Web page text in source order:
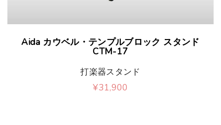
Aida カウベル・テンプルブロック スタンド
CTM-17
打楽器スタンド
¥31,900